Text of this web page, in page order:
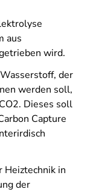
aus
wird.
der
werden soll,
Dieses soll
Capture
Heiztechnik in
der